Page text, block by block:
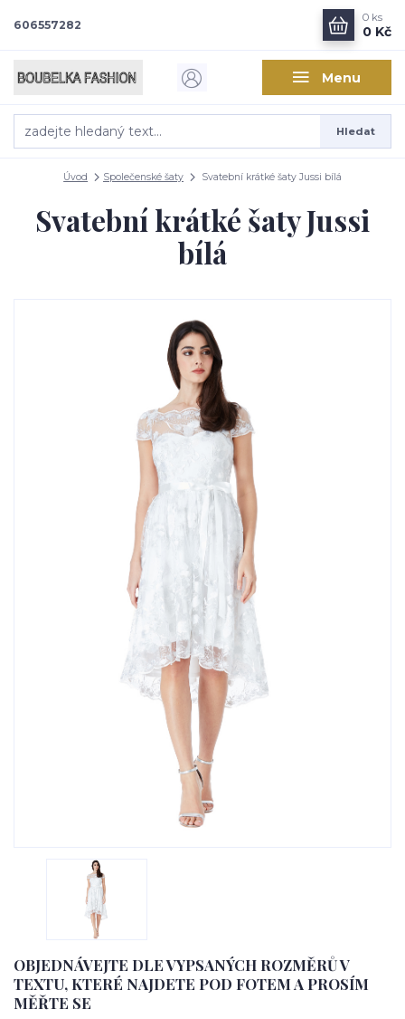
Menu
Hledat
606557282
0 ks
0 Kč
Úvod Společenské šaty Svatební krátké šaty Jussi bílá
Svatební krátké šaty Jussi
bílá
OBJEDNÁVEJTE DLE VYPSANÝCH ROZMĚRŮ V
TEXTU, KTERÉ NAJDETE POD FOTEM A PROSÍM
MĚŘTE SE